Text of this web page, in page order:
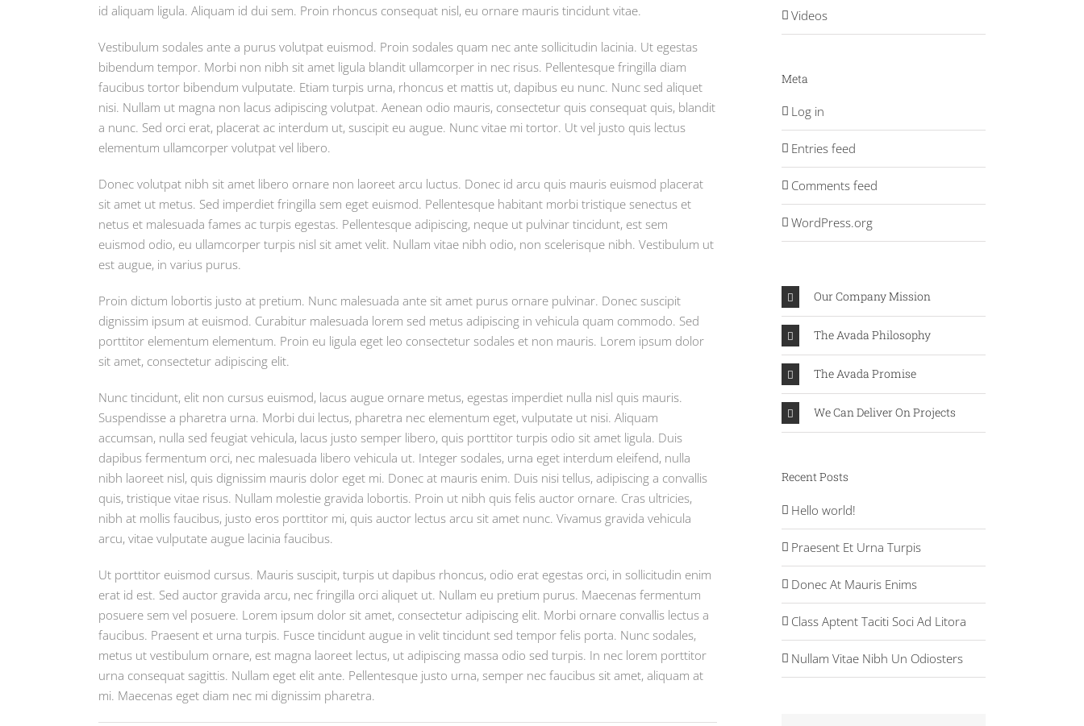
id aliquam ligula. Aliquam id dui sem. Proin rhoncus consequat nisl, eu ornare mauris tincidunt vitae.
Vestibulum sodales ante a purus volutpat euismod. Proin sodales quam nec ante sollicitudin lacinia. Ut egestas
bibendum tempor. Morbi non nibh sit amet ligula blandit ullamcorper in nec risus. Pellentesque fringilla diam
faucibus tortor bibendum vulputate. Etiam turpis urna, rhoncus et mattis ut, dapibus eu nunc. Nunc sed aliquet
nisi. Nullam ut magna non lacus adipiscing volutpat. Aenean odio mauris, consectetur quis consequat quis, blandit
a nunc. Sed orci erat, placerat ac interdum ut, suscipit eu augue. Nunc vitae mi tortor. Ut vel justo quis lectus
elementum ullamcorper volutpat vel libero.
Donec volutpat nibh sit amet libero ornare non laoreet arcu luctus. Donec id arcu quis mauris euismod placerat
sit amet ut metus. Sed imperdiet fringilla sem eget euismod. Pellentesque habitant morbi tristique senectus et
netus et malesuada fames ac turpis egestas. Pellentesque adipiscing, neque ut pulvinar tincidunt, est sem
euismod odio, eu ullamcorper turpis nisl sit amet velit. Nullam vitae nibh odio, non scelerisque nibh. Vestibulum ut
est augue, in varius purus.
Proin dictum lobortis justo at pretium. Nunc malesuada ante sit amet purus ornare pulvinar. Donec suscipit
dignissim ipsum at euismod. Curabitur malesuada lorem sed metus adipiscing in vehicula quam commodo. Sed
porttitor elementum elementum. Proin eu ligula eget leo consectetur sodales et non mauris. Lorem ipsum dolor
sit amet, consectetur adipiscing elit.
Nunc tincidunt, elit non cursus euismod, lacus augue ornare metus, egestas imperdiet nulla nisl quis mauris.
Suspendisse a pharetra urna. Morbi dui lectus, pharetra nec elementum eget, vulputate ut nisi. Aliquam
accumsan, nulla sed feugiat vehicula, lacus justo semper libero, quis porttitor turpis odio sit amet ligula. Duis
dapibus fermentum orci, nec malesuada libero vehicula ut. Integer sodales, urna eget interdum eleifend, nulla
nibh laoreet nisl, quis dignissim mauris dolor eget mi. Donec at mauris enim. Duis nisi tellus, adipiscing a convallis
quis, tristique vitae risus. Nullam molestie gravida lobortis. Proin ut nibh quis felis auctor ornare. Cras ultricies,
nibh at mollis faucibus, justo eros porttitor mi, quis auctor lectus arcu sit amet nunc. Vivamus gravida vehicula
arcu, vitae vulputate augue lacinia faucibus.
Ut porttitor euismod cursus. Mauris suscipit, turpis ut dapibus rhoncus, odio erat egestas orci, in sollicitudin enim
erat id est. Sed auctor gravida arcu, nec fringilla orci aliquet ut. Nullam eu pretium purus. Maecenas fermentum
posuere sem vel posuere. Lorem ipsum dolor sit amet, consectetur adipiscing elit. Morbi ornare convallis lectus a
faucibus. Praesent et urna turpis. Fusce tincidunt augue in velit tincidunt sed tempor felis porta. Nunc sodales,
metus ut vestibulum ornare, est magna laoreet lectus, ut adipiscing massa odio sed turpis. In nec lorem porttitor
urna consequat sagittis. Nullam eget elit ante. Pellentesque justo urna, semper nec faucibus sit amet, aliquam at
mi. Maecenas eget diam nec mi dignissim pharetra.
Videos
Meta
Log in
Entries feed
Comments feed
WordPress.org
Our Company Mission
The Avada Philosophy
The Avada Promise
We Can Deliver On Projects
Recent Posts
Hello world!
Praesent Et Urna Turpis
Donec At Mauris Enims
Class Aptent Taciti Soci Ad Litora
Nullam Vitae Nibh Un Odiosters